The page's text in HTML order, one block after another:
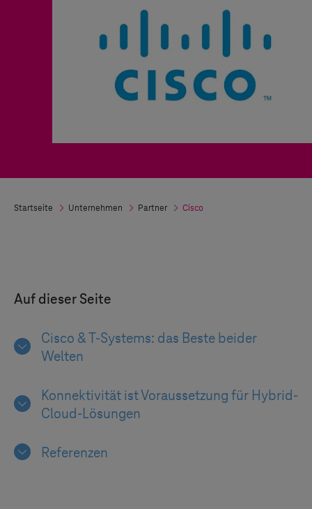
Startseite Unternehmen Partner Cisco
Auf dieser Seite
Cisco &T-Systems: das Beste beider
Welten
Konnektivität ist Voraussetzung für Hybrid-
Cloud-Lösungen
Referenzen